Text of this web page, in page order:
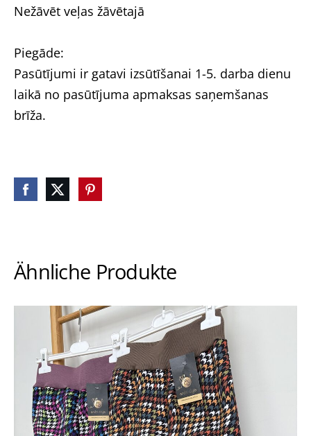
Nežāvēt veļas žāvētajā
Piegāde:
Pasūtījumi ir gatavi izsūtīšanai 1-5. darba dienu
laikā no pasūtījuma apmaksas saņemšanas
brīža.
Ähnliche Produkte